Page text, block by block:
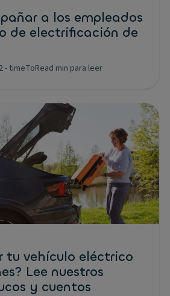
a los empleados
de electrificación de
- timeToRead min para leer
tu vehículo eléctrico
Lee nuestros
y cuentos